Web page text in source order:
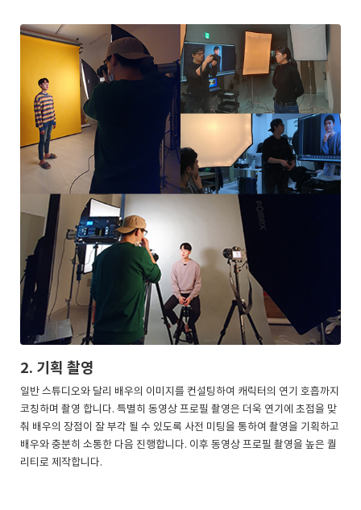
2. 기획 촬영
일반 스튜디오와 달리 배우의 이미지를 컨설팅하여 캐릭터의 연기 호흡까지
코칭하며 촬영 합니다. 특별히 동영상 프로필 촬영은 더욱 연기에 초점을 맞
춰 배우의 장점이 잘 부각 될 수 있도록 사전 미팅을 통하여 촬영을 기획하고
배우와 충분히 소통한 다음 진행합니다. 이후 동영상 프로필 촬영을 높은 퀄
리티로 제작합니다.